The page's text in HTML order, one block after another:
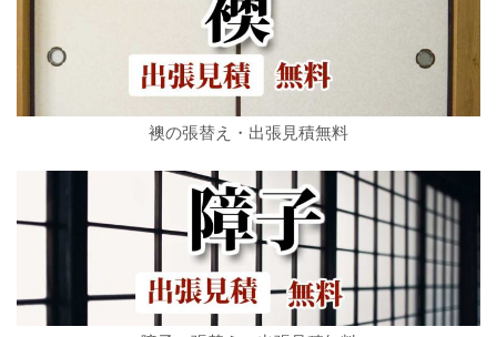
襖の張替え・出張見積無料